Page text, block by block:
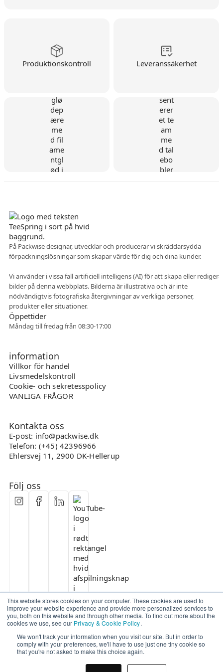
This website stores cookies on your computer. These cookies are used to
improve your website experience and provide more personalized services to
you, both on this website and through other media. To find out more about the
cookies we use, see our Privacy & Cookie Policy.
We won't track your information when you visit our site. But in order to
comply with your preferences, we'll have to use just one tiny cookie so
that you're not asked to make this choice again.
Produktionskontroll Leveranssäkerhet
På Packwise designar, utvecklar och producerar vi skräddarsydda
förpackningslösningar som skapar värde för dig och dina kunder.
Vi använder i vissa fall artificiell intelligens (AI) för att skapa eller redigera
bilder på denna webbplats. Bilderna är illustrativa och är inte
nödvändigtvis fotografiska återgivningar av verkliga personer,
produkter eller situationer.
Öppettider
Måndag till fredag från 08:30-17:00
information
Villkor för handel
Livsmedelskontroll
Cookie- och sekretesspolicy
VANLIGA FRÅGOR
Kontakta oss
E-post: info@packwise.dk
Telefon: (+45) 42396966
Ehlersvej 11, 2900 DK-Hellerup
Följ oss